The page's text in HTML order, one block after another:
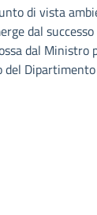
di vista
dal
dal Ministro
del